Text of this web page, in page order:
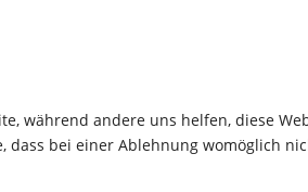
während andere uns helfen, diese
dass bei einer Ablehnung womöglich